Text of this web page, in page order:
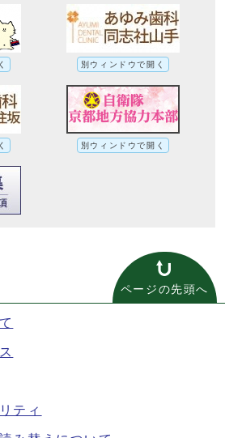
別ウィンドウで開く
別ウィンドウで開く
ページの先頭へ
ティ